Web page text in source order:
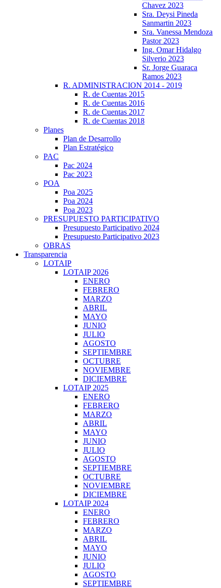
Chavez 2023
Sra. Deysi Pineda
Sanmartin 2023
Sra. Vanessa Mendoza
Pastor 2023
Ing. Omar Hidalgo
Silverio 2023
Sr. Jorge Guaraca
Ramos 2023
R. ADMINISTRACION 2014 - 2019
R. de Cuentas 2015
R. de Cuentas 2016
R. de Cuentas 2017
R. de Cuentas 2018
Planes
Plan de Desarrollo
Plan Estratégico
PAC
Pac 2024
Pac 2023
POA
Poa 2025
Poa 2024
Poa 2023
PRESUPUESTO PARTICIPATIVO
Presupuesto Participativo 2024
Presupuesto Participativo 2023
OBRAS
Transparencia
LOTAIP
LOTAIP 2026
ENERO
FEBRERO
MARZO
ABRIL
MAYO
JUNIO
JULIO
AGOSTO
SEPTIEMBRE
OCTUBRE
NOVIEMBRE
DICIEMBRE
LOTAIP 2025
ENERO
FEBRERO
MARZO
ABRIL
MAYO
JUNIO
JULIO
AGOSTO
SEPTIEMBRE
OCTUBRE
NOVIEMBRE
DICIEMBRE
LOTAIP 2024
ENERO
FEBRERO
MARZO
ABRIL
MAYO
JUNIO
JULIO
AGOSTO
SEPTIEMBRE